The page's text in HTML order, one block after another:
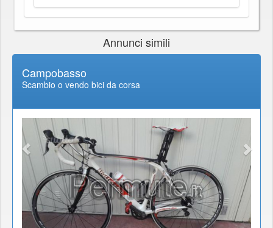
Annunci simili
Campobasso
Scambio o vendo bici da corsa